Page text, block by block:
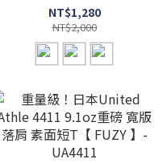
UA7448
NT$1,280
NT$2,000